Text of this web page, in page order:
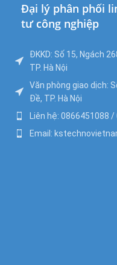
Đại lý phân phối
tư công nghiệp
ĐKKD: Số 15, Ngách
TP. Hà Nội
Văn phòng giao dịch:
Đề, TP. Hà Nội
Liên hệ: 0866451088 /
Email: